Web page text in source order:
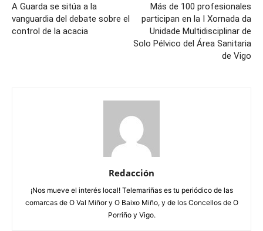
A Guarda se sitúa a la
vanguardia del debate sobre el
control de la acacia
Más de 100 profesionales
participan en la I Xornada da
Unidade Multidisciplinar de
Solo Pélvico del Área Sanitaria
de Vigo
Redacción
¡Nos mueve el interés local! Telemariñas es tu periódico de las
comarcas de O Val Miñor y O Baixo Miño, y de los Concellos de O
Porriño y Vigo.